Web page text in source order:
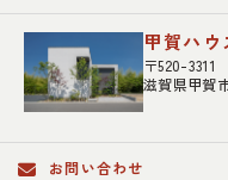
甲賀ハウ
〒520-3311
滋賀県甲賀
お問い合わせ